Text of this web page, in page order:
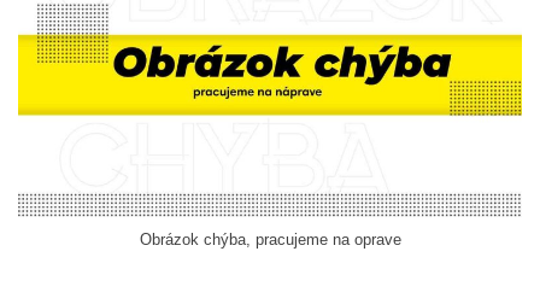
Obrázok chýba, pracujeme na oprave